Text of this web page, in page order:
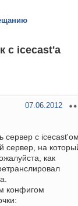
с icecast'а
07.06.2012
сервер с
сервер, на
как
конфигом